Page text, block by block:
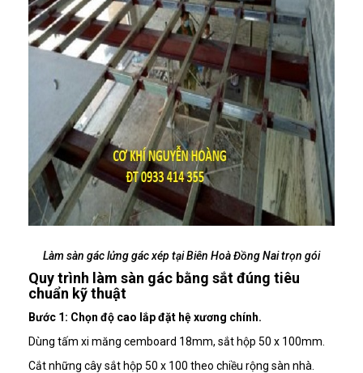
Làm sàn gác lửng gác xép tại Biên Hoà Đồng Nai trọn gói
Quy trình làm sàn gác bằng sắt đúng tiêu
chuẩn kỹ thuật
Bước 1: Chọn độ cao lắp đặt hệ xương chính.
Dùng tấm xi măng cemboard 18mm, sắt hộp 50 x 100mm.
Cắt những cây sắt hộp 50 x 100 theo chiều rộng sàn nhà.